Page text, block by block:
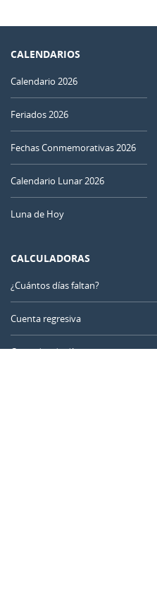
CALENDARIOS
Calendario 2026
Feriados 2026
Fechas Conmemorativas 2026
Calendario Lunar 2026
Luna de Hoy
CALCULADORAS
¿Cuántos días faltan?
Cuenta regresiva
Contador de días